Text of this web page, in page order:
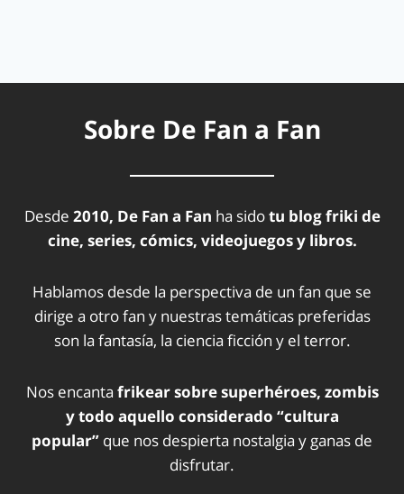
Sobre De Fan a Fan
Desde 2010, De Fan a Fan ha sidotu blog friki de
cine, series, cómics, videojuegos y libros.
Hablamos desde la perspectiva de un fan que se
dirige a otro fan y nuestras temáticas preferidas
son la fantasía, la ciencia ficción y el terror.
Nos encanta frikear sobre superhéroes, zombis
y todo aquello considerado “cultura
popular” que nos despierta nostalgia y ganas de
disfrutar.